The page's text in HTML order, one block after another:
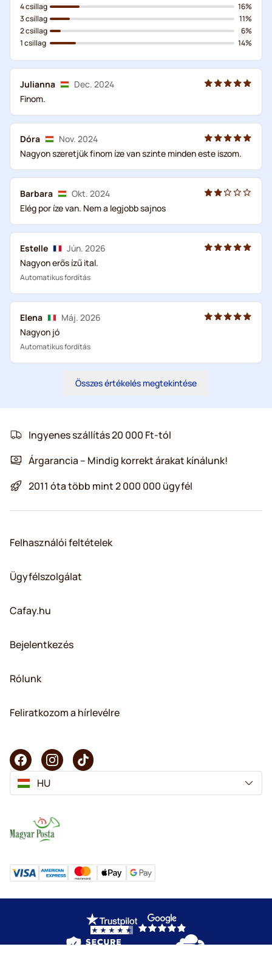
4 csillag
3 csillag
2 csillag
1 csillag
16%
11%
6%
14%
Julianna
Dec. 2024
Finom.
Dóra
Nov. 2024
Nagyon szeretjük finom íze van szinte minden este iszom.
Barbara
Okt. 2024
Elég por íze van. Nem a legjobb sajnos
Estelle
Jún. 2026
Nagyon erős ízű ital.
Automatikus fordítás
Elena
Máj. 2026
Nagyon jó
Automatikus fordítás
Összes értékelés megtekintése
Ingyenes szállítás 20 000 Ft-tól
Árgarancia – Mindig korrekt árakat kínálunk!
2011 óta több mint 2 000 000 ügyfél
Felhasználói feltételek
Ügyfélszolgálat
Cafay.hu
Bejelentkezés
Rólunk
Feliratkozom a hírlevélre
HU